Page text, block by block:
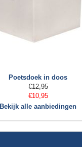
Poetsdoek in doos
€12,95
€10,95
Bekijk alle aanbiedingen